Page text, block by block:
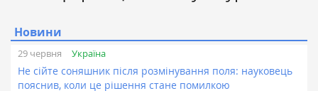
Новини
29 червня Україна
Не сійте соняшник після розмінування поля: науковець
пояснив, коли це рішення стане помилкою